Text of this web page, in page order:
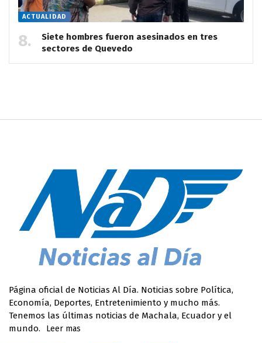
ACTUALIDAD
Siete hombres fueron asesinados en tres
sectores de Quevedo
Página oficial de Noticias Al Día. Noticias sobre Política,
Economía, Deportes, Entretenimiento y mucho más.
Tenemos las últimas noticias de Machala, Ecuador y el
mundo.
Leer mas